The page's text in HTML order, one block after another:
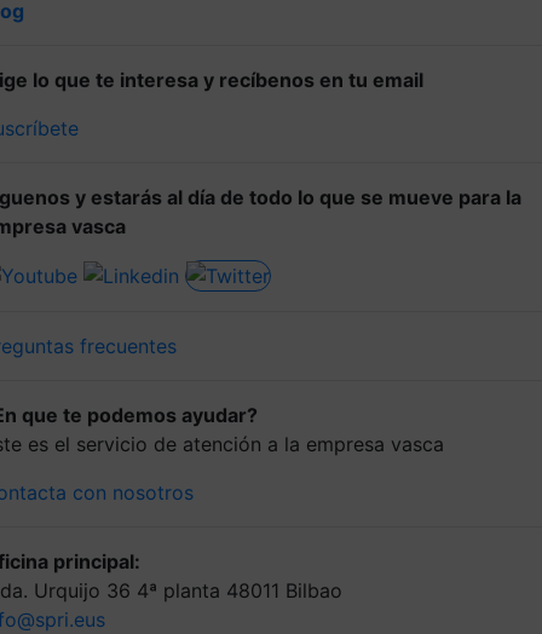
lo que te interesa y recíbenos en tu email
y estarás al día de todo lo que se mueve para la
vasca
frecuentes
que te podemos ayudar?
es el servicio de atención a la empresa vasca
con nosotros
principal:
Urquijo 36 4ª planta 48011 Bilbao